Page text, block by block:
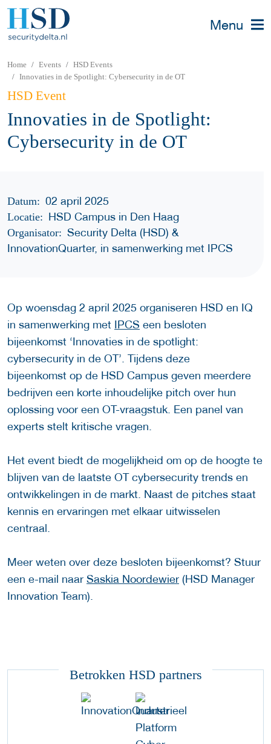
Menu
Home Events
HSD Events
Innovaties in de Spotlight: Cybersecurity in de OT
HSD Event
Innovaties in de Spotlight:
Cybersecurity in de OT
Datum: 02 april 2025
Locatie: HSD Campus in Den Haag
Organisator: Security Delta (HSD) &
InnovationQuarter, in samenwerking met IPCS
Op woensdag 2 april 2025 organiseren HSD en IQ
in samenwerking met IPCS een besloten
bijeenkomst ‘Innovaties in de spotlight:
cybersecurity in de OT’. Tijdens deze
bijeenkomst op de HSD Campus geven meerdere
bedrijven een korte inhoudelijke pitch over hun
oplossing voor een OT-vraagstuk. Een panel van
experts stelt kritische vragen.
Het event biedt de mogelijkheid om op de hoogte te
blijven van de laatste OT cybersecurity trends en
ontwikkelingen in de markt. Naast de pitches staat
kennis en ervaringen met elkaar uitwisselen
centraal.
Meer weten over deze besloten bijeenkomst? Stuur
een e-mail naar Saskia Noordewier (HSD Manager
Innovation Team).
Betrokken HSD partners